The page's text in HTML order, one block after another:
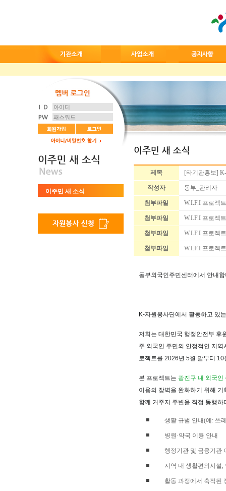
이주민 새 소식
제목 [타기관홍보]
작성자 동부_관리자
첨부파일 W.I.F.I 프로젝
첨부파일 W.I.F.I 프로젝
첨부파일 W.I.F.I 프로젝
첨부파일 W.I.F.I 프로젝
동부외국인주민센터에서 안내
K-자원봉사단에서 활동하고 있
저희는 대한민국 행정안전부 후
주 외국인 주민의 안정적인 지
로젝트를 2026년 5월 말부터
본 프로젝트는 광진구 내 외국인
이용의 장벽을 완화하기 위해
함께 거주지 주변을 직접 동행
생활 규범 안내(예: 쓰
병원·약국 이용 안내
행정기관 및 금융기관
지역 내 생활편의시설
활동 과정에서 축적된